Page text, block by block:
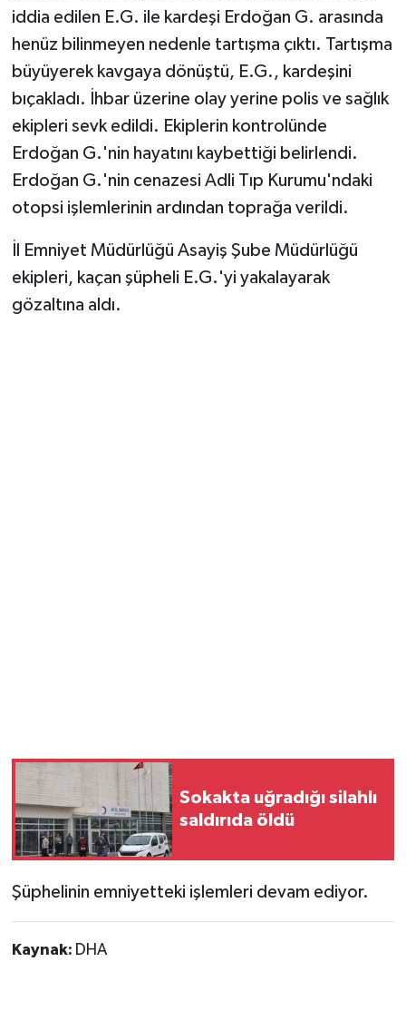
iddia edilen E.G. ile kardeşi Erdoğan G. arasında
henüz bilinmeyen nedenle tartışma çıktı. Tartışma
büyüyerek kavgaya dönüştü, E.G., kardeşini
bıçakladı. İhbar üzerine olay yerine polis ve sağlık
ekipleri sevk edildi. Ekiplerin kontrolünde
Erdoğan G.'nin hayatını kaybettiği belirlendi.
Erdoğan G.'nin cenazesi Adli Tıp Kurumu'ndaki
otopsi işlemlerinin ardından toprağa verildi.
İl Emniyet Müdürlüğü Asayiş Şube Müdürlüğü
ekipleri, kaçan şüpheli E.G.'yi yakalayarak
gözaltına aldı.
Sokakta uğradığı silahlı
saldırıda öldü
Şüphelinin emniyetteki işlemleri devam ediyor.
Kaynak: DHA